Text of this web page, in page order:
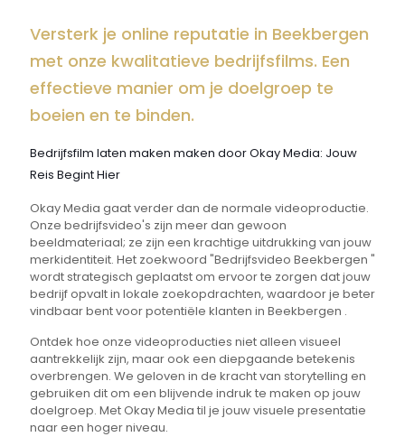
Versterk je online reputatie in Beekbergen
met onze kwalitatieve bedrijfsfilms. Een
effectieve manier om je doelgroep te
boeien en te binden.
Bedrijfsfilm laten maken maken door Okay Media: Jouw
Reis Begint Hier
Okay Media gaat verder dan de normale videoproductie.
Onze bedrijfsvideo's zijn meer dan gewoon
beeldmateriaal; ze zijn een krachtige uitdrukking van jouw
merkidentiteit. Het zoekwoord "Bedrijfsvideo Beekbergen "
wordt strategisch geplaatst om ervoor te zorgen dat jouw
bedrijf opvalt in lokale zoekopdrachten, waardoor je beter
vindbaar bent voor potentiële klanten in Beekbergen .
Ontdek hoe onze videoproducties niet alleen visueel
aantrekkelijk zijn, maar ook een diepgaande betekenis
overbrengen. We geloven in de kracht van storytelling en
gebruiken dit om een blijvende indruk te maken op jouw
doelgroep. Met Okay Media til je jouw visuele presentatie
naar een hoger niveau.